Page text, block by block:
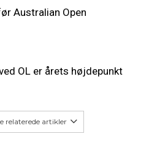
Australian Open
OL er årets højdepunkt
relaterede artikler